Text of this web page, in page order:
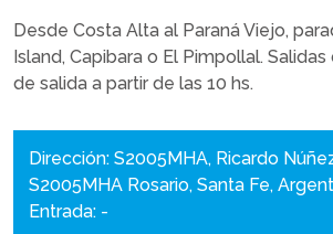
Desde Costa Alta al Paraná Viejo,
Island, Capibara o El Pimpollal. Salidas
de salida a partir de las 10 hs.
Dirección: S2005MHA, Ricardo
S2005MHA Rosario, Santa Fe,
Entrada: -